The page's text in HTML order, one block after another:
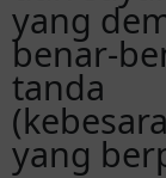
yang
benar-
tanda
yang